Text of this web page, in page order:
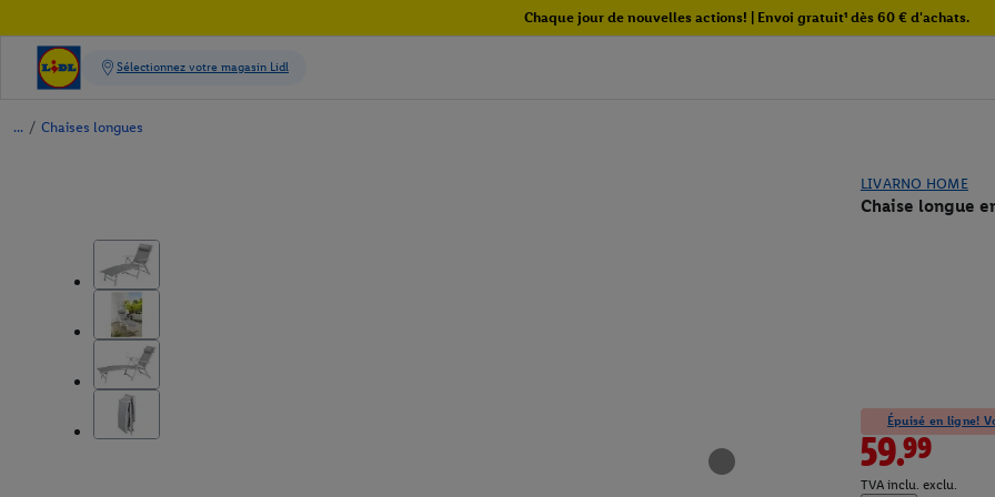
Chaque jour de nouvelles actions! | Envoi gratuit¹ dès 60 € d'achats.
/ Chaises longues
LIVARNO HOME
Chaise longue
Épuisé en ligne!
59.99
TVA inclu. exclu.